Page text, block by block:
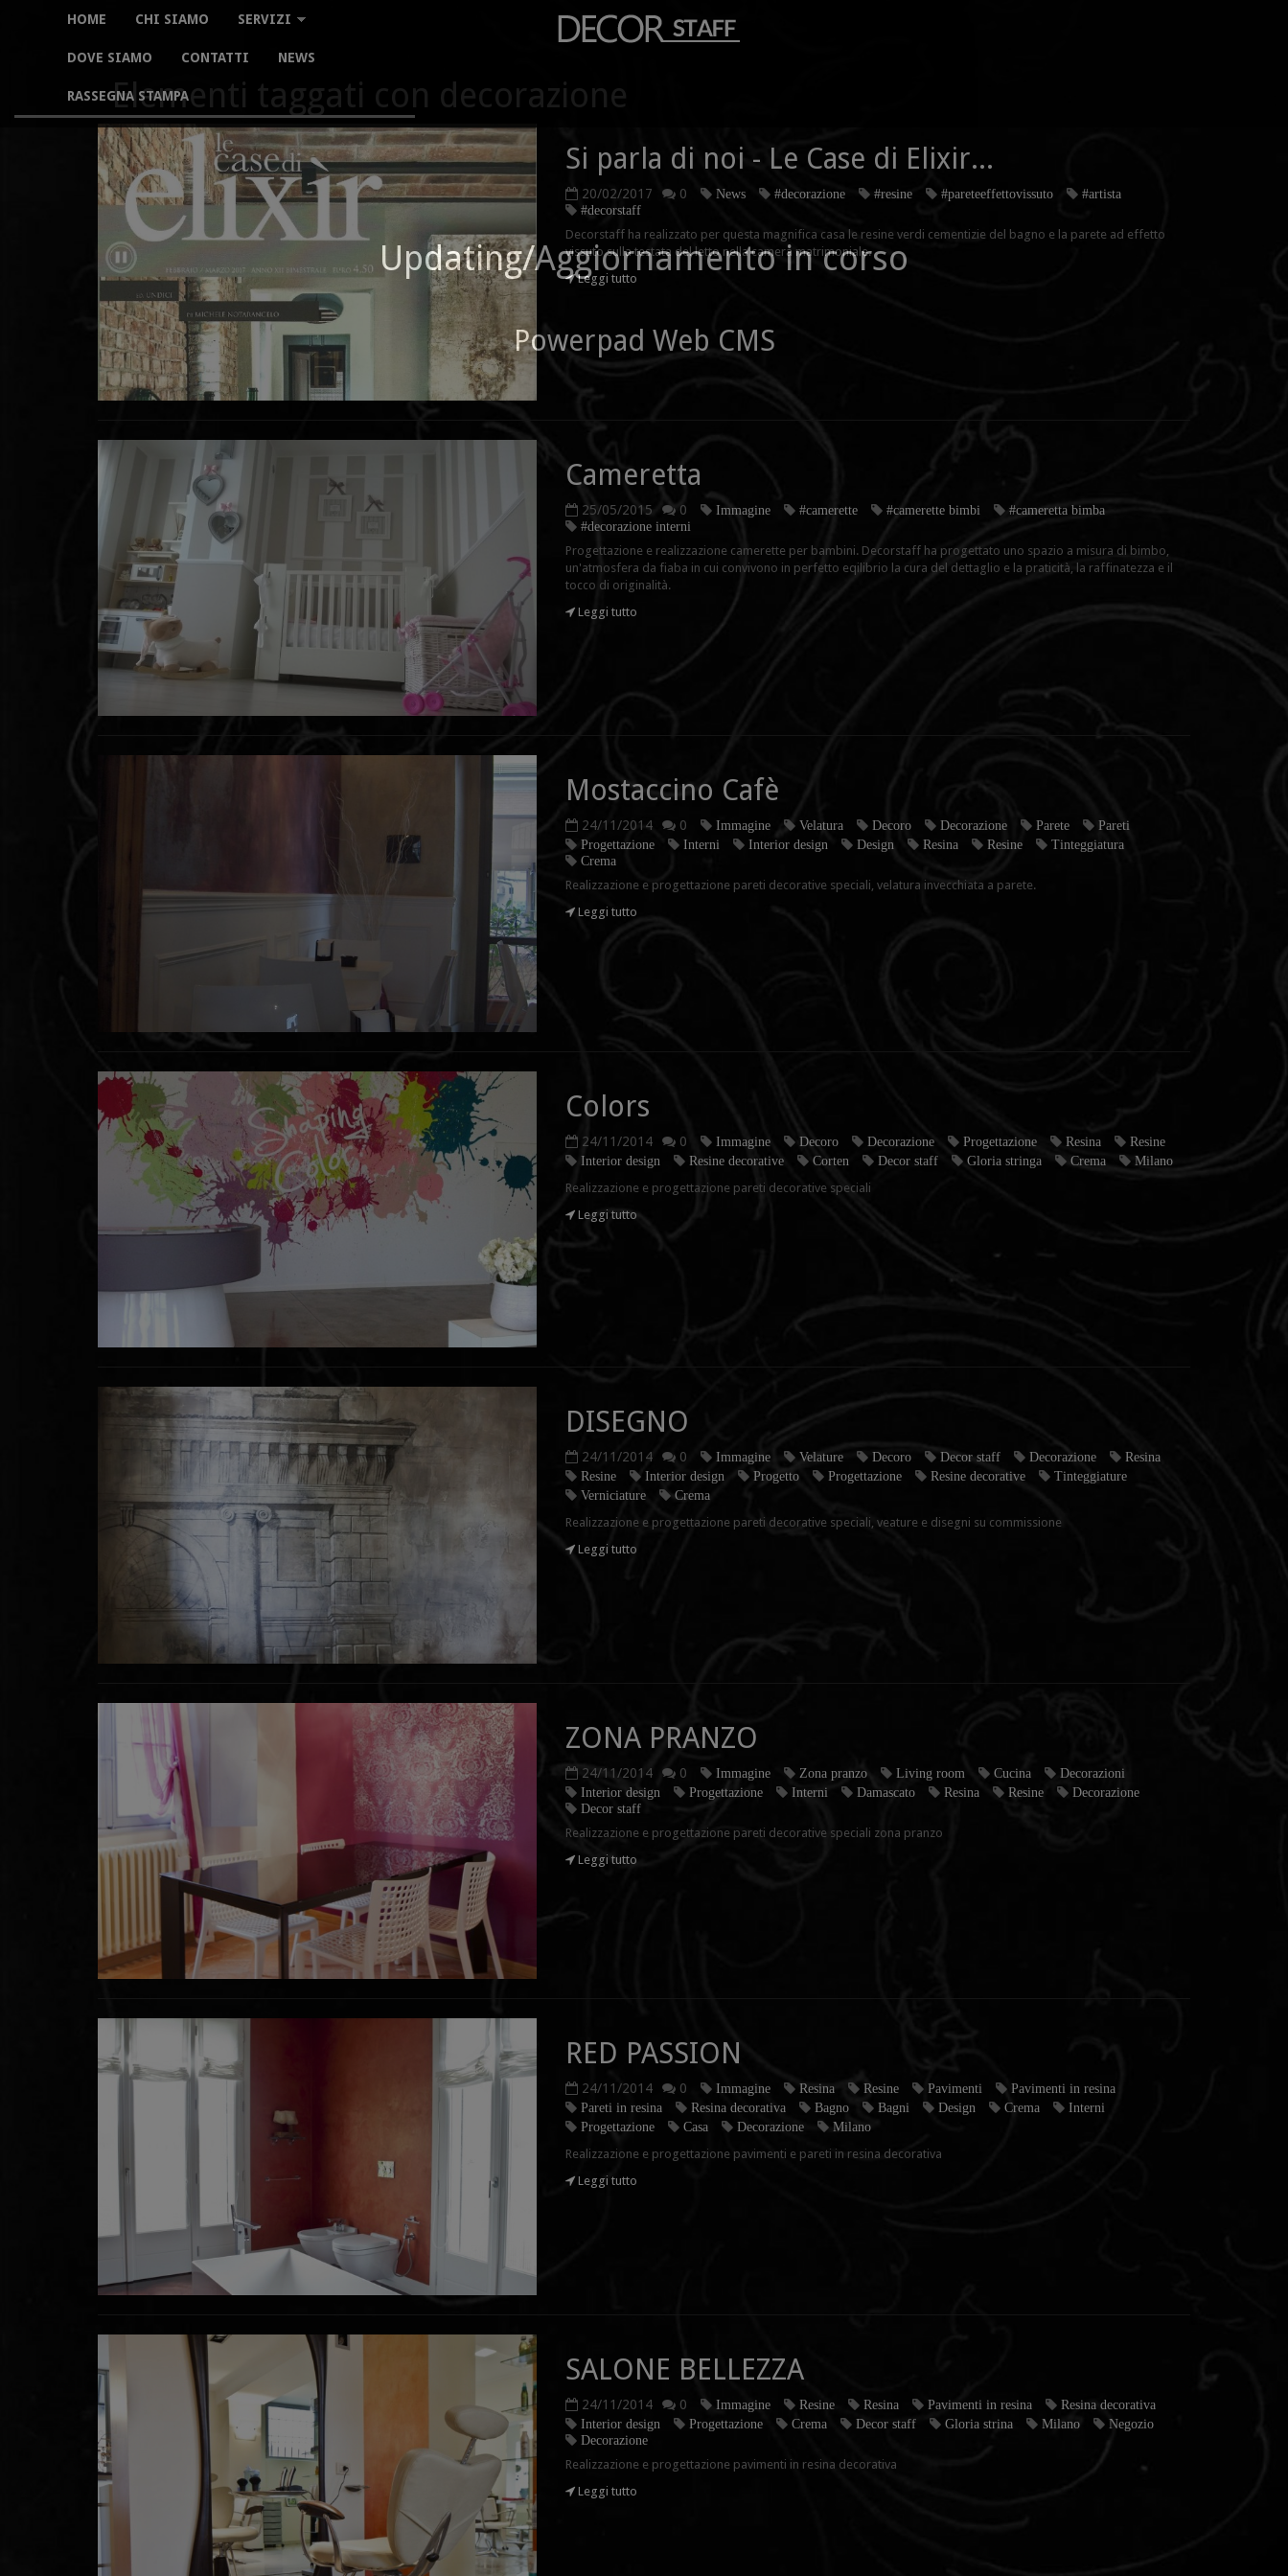
HOME CHI SIAMO SERVIZI
DOVE SIAMO CONTATTI NEWS
RASSEGNA STAMPA
Elementi taggati con decorazione
Si parla di noi - Le Case di Elixir...
20/02/2017 0 News #decorazione #resine #pareteeffettovissuto
#artista
#decorstaff
Decorstaff ha realizzato per questa magnifica casa le resine verdi cementizie del bagno e la parete ad effetto
vissuto sulla testata del letto nella camera matrimoniale.
Leggi tutto
Cameretta
25/05/2015 0 Immagine #camerette #camerette bimbi
#cameretta bimba
#decorazione interni
Progettazione e realizzazione camerette per bambini. Decorstaff ha progettato uno spazio a misura di bimbo,
un'atmosfera da fiaba in cui convivono in perfetto eqilibrio la cura del dettaglio e la praticità, la raffinatezza e il
tocco di originalità.
Leggi tutto
Mostaccino Cafè
24/11/2014 0 Immagine Velatura Decoro Decorazione Parete
Pareti
Progettazione
Interni Interior design Design Resina Resine
Tinteggiatura
Crema
Realizzazione e progettazione pareti decorative speciali, velatura invecchiata a parete.
Leggi tutto
Colors
24/11/2014 0 Immagine Decoro Decorazione Progettazione Resina
Resine
Interior design
Resine decorative Corten Decor staff Gloria stringa Crema Milano
Realizzazione e progettazione pareti decorative speciali
Leggi tutto
DISEGNO
24/11/2014 0 Immagine Velature Decoro Decor staff Decorazione
Resina
Resine
Interior design Progetto Progettazione Resine decorative
Tinteggiature
Verniciature
Crema
Realizzazione e progettazione pareti decorative speciali, veature e disegni su commissione
Leggi tutto
ZONA PRANZO
24/11/2014 0 Immagine Zona pranzo Living room Cucina
Decorazioni
Interior design
Progettazione Interni Damascato Resina Resine
Decorazione
Decor staff
Realizzazione e progettazione pareti decorative speciali zona pranzo
Leggi tutto
RED PASSION
24/11/2014 0 Immagine Resina Resine Pavimenti
Pavimenti in resina
Pareti in resina
Resina decorativa Bagno Bagni Design Crema
Interni
Progettazione
Casa Decorazione Milano
Realizzazione e progettazione pavimenti e pareti in resina decorativa
Leggi tutto
SALONE BELLEZZA
24/11/2014 0 Immagine Resine Resina Pavimenti in resina
Resina decorativa
Interior design
Progettazione Crema Decor staff Gloria strina Milano
Negozio
Decorazione
Realizzazione e progettazione pavimenti in resina decorativa
Leggi tutto
Updating/Aggiornamento in corso
Powerpad Web CMS